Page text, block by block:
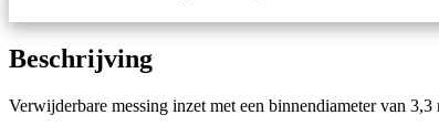
Beschrijving
Verwijderbare messing inzet met een binnendiameter van